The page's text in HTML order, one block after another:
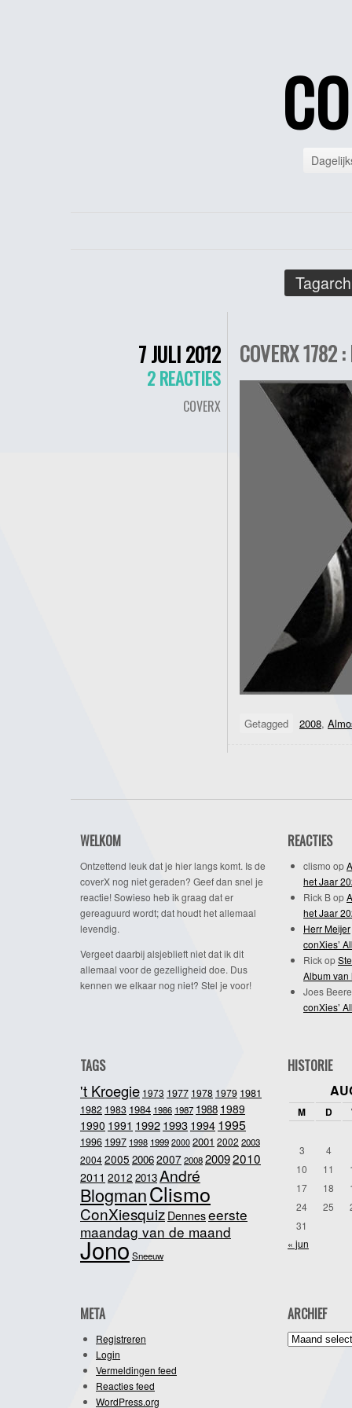
7 JULI 2012
2 REACTIES
COVERX
COVERX 1782
Getagged 2008,
WELKOM
Ontzettend leuk dat je hier langs komt. Is de
coverX nog niet geraden? Geef dan snel je
reactie! Sowieso heb ik graag dat er
gereaguurd wordt; dat houdt het allemaal
levendig.
Vergeet daarbij alsjeblieft niet dat ik dit
allemaal voor de gezelligheid doe. Dus
kennen we elkaar nog niet? Stel je voor!
REACTIES
clismo op
het Jaar
Rick Bop
het Jaar
Herr Meijer
conXies’
Rickop
Album van
Joes
conXies’
TAGS
't Kroegie 1973 1977 1978 1979 1981
1982 1983 1984 1986 1987 1988 1989
1990 1991 19921993 1994 1995
1996 1997 1998 1999 2000 2001 2002 2003
20042005 20062007200820092010
2011 2012 2013André
BlogmanClismo
ConXiesquiz Denneseerste
maandag van de maand
JonoSneeuw
HISTORIE
M D
3
4
10
11
17
18
24
25
31
« jun
META
Registreren
Login
Vermeldingen feed
Reacties feed
WordPress.org
ARCHIEF
Archief